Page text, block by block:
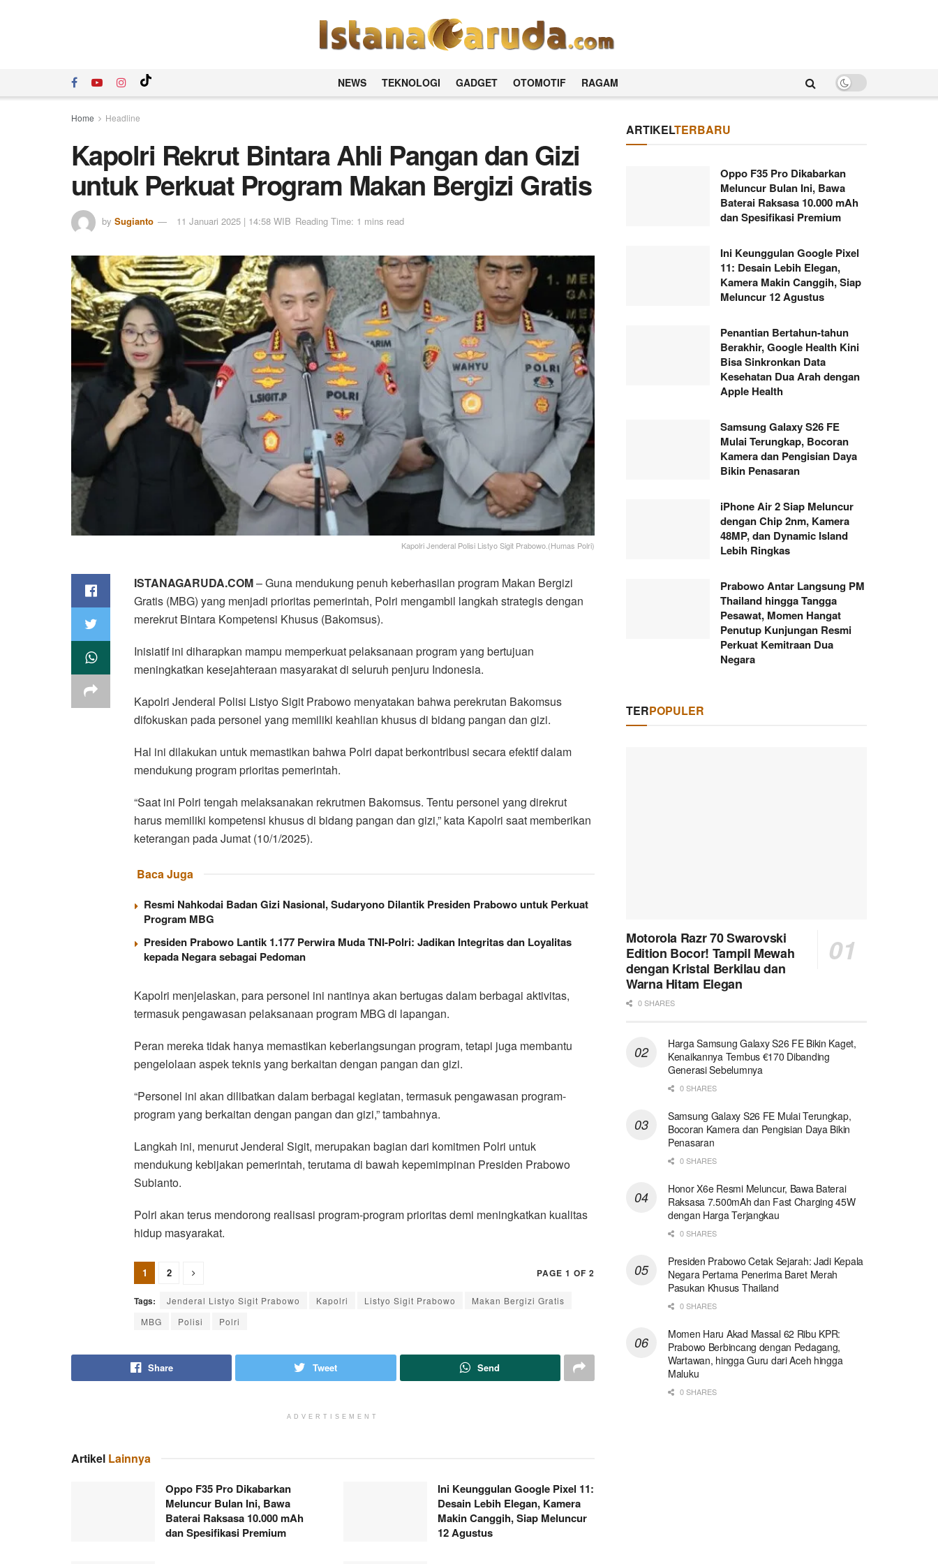
NEWS TEKNOLOGI GADGET OTOMOTIF RAGAM
Home Headline
Kapolri Rekrut Bintara Ahli Pangan dan Gizi
untuk Perkuat Program Makan Bergizi Gratis
by Sugianto 11 Januari 2025 | 14:58 WIB Reading Time: 1 mins read
Kapolri Jenderal Polisi Listyo Sigit Prabowo.(Humas Polri)
ISTANAGARUDA.COM– Guna mendukung penuh keberhasilan program Makan Bergizi
Gratis (MBG) yang menjadi prioritas pemerintah, Polri mengambil langkah strategis dengan
merekrut Bintara Kompetensi Khusus (Bakomsus).
Inisiatif ini diharapkan mampu memperkuat pelaksanaan program yang bertujuan
meningkatkan kesejahteraan masyarakat di seluruh penjuru Indonesia.
Kapolri Jenderal Polisi Listyo Sigit Prabowo menyatakan bahwa perekrutan Bakomsus
difokuskan pada personel yang memiliki keahlian khusus di bidang pangan dan gizi.
Hal ini dilakukan untuk memastikan bahwa Polri dapat berkontribusi secara efektif dalam
mendukung program prioritas pemerintah.
“Saat ini Polri tengah melaksanakan rekrutmen Bakomsus. Tentu personel yang direkrut
harus memiliki kompetensi khusus di bidang pangan dan gizi,” kata Kapolri saat memberikan
keterangan pada Jumat (10/1/2025).
Baca Juga
Resmi Nahkodai Badan Gizi Nasional, Sudaryono Dilantik Presiden Prabowo untuk Perkuat
Program MBG
Presiden Prabowo Lantik 1.177 Perwira Muda TNI-Polri: Jadikan Integritas dan Loyalitas
kepada Negara sebagai Pedoman
Kapolri menjelaskan, para personel ini nantinya akan bertugas dalam berbagai aktivitas,
termasuk pengawasan pelaksanaan program MBG di lapangan.
Peran mereka tidak hanya memastikan keberlangsungan program, tetapi juga membantu
pengelolaan aspek teknis yang berkaitan dengan pangan dan gizi.
“Personel ini akan dilibatkan dalam berbagai kegiatan, termasuk pengawasan program-
program yang berkaitan dengan pangan dan gizi,” tambahnya.
Langkah ini, menurut Jenderal Sigit, merupakan bagian dari komitmen Polri untuk
mendukung kebijakan pemerintah, terutama di bawah kepemimpinan Presiden Prabowo
Subianto.
Polri akan terus mendorong realisasi program-program prioritas demi meningkatkan kualitas
hidup masyarakat.
PAGE 1 OF 2
1 2
Tags: Jenderal Listyo Sigit Prabowo Kapolri Listyo Sigit Prabowo
Makan Bergizi Gratis
MBG
Polisi Polri
Share Tweet Send
ADVERTISEMENT
Artikel Lainnya
Oppo F35 Pro Dikabarkan
Meluncur Bulan Ini, Bawa
Baterai Raksasa 10.000 mAh
dan Spesifikasi Premium
Ini Keunggulan Google Pixel 11:
Desain Lebih Elegan, Kamera
Makin Canggih, Siap Meluncur
12 Agustus
ARTIKELTERBARU
Oppo F35 Pro Dikabarkan
Meluncur Bulan Ini, Bawa
Baterai Raksasa 10.000 mAh
dan Spesifikasi Premium
Ini Keunggulan Google Pixel
11: Desain Lebih Elegan,
Kamera Makin Canggih, Siap
Meluncur 12 Agustus
Penantian Bertahun-tahun
Berakhir, Google Health Kini
Bisa Sinkronkan Data
Kesehatan Dua Arah dengan
Apple Health
Samsung Galaxy S26 FE
Mulai Terungkap, Bocoran
Kamera dan Pengisian Daya
Bikin Penasaran
iPhone Air 2 Siap Meluncur
dengan Chip 2nm, Kamera
48MP, dan Dynamic Island
Lebih Ringkas
Prabowo Antar Langsung PM
Thailand hingga Tangga
Pesawat, Momen Hangat
Penutup Kunjungan Resmi
Perkuat Kemitraan Dua
Negara
TERPOPULER
Motorola Razr 70 Swarovski
Edition Bocor! Tampil Mewah
dengan Kristal Berkilau dan
Warna Hitam Elegan
0 SHARES
Harga Samsung Galaxy S26 FE Bikin Kaget,
Kenaikannya Tembus €170 Dibanding
Generasi Sebelumnya
0 SHARES
Samsung Galaxy S26 FE Mulai Terungkap,
Bocoran Kamera dan Pengisian Daya Bikin
Penasaran
0 SHARES
Honor X6e Resmi Meluncur, Bawa Baterai
Raksasa 7.500mAh dan Fast Charging 45W
dengan Harga Terjangkau
0 SHARES
Presiden Prabowo Cetak Sejarah: Jadi Kepala
Negara Pertama Penerima Baret Merah
Pasukan Khusus Thailand
0 SHARES
Momen Haru Akad Massal 62 Ribu KPR:
Prabowo Berbincang dengan Pedagang,
Wartawan, hingga Guru dari Aceh hingga
Maluku
0 SHARES